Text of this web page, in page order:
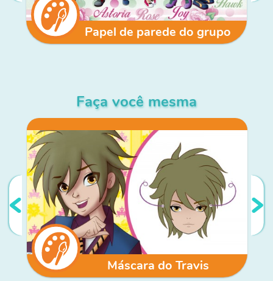
Papel de parede do grupo
Faça você mesma
Máscara do Travis